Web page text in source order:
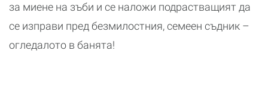
за миене на зъби и се наложи подрастващият да
се изправи пред безмилостния, семеен съдник –
огледалото в банята!